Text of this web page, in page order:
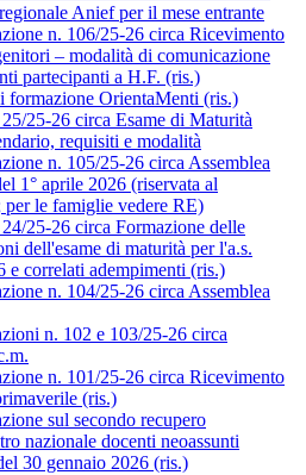
Anief per il mese entrante
n. 106/25-26 circa Ricevimento
– modalità di comunicazione
partecipanti a H.F. (ris.)
formazione OrientaMenti (ris.)
25-26 circa Esame di Maturità
requisiti e modalità
n. 105/25-26 circa Assemblea
1° aprile 2026 (riservata al
per le famiglie vedere RE)
25-26 circa Formazione delle
dell'esame di maturità per l'a.s.
e correlati adempimenti (ris.)
n. 104/25-26 circa Assemblea
n. 102 e 103/25-26 circa
n. 101/25-26 circa Ricevimento
(ris.)
sul secondo recupero
nazionale docenti neoassunti
30 gennaio 2026 (ris.)